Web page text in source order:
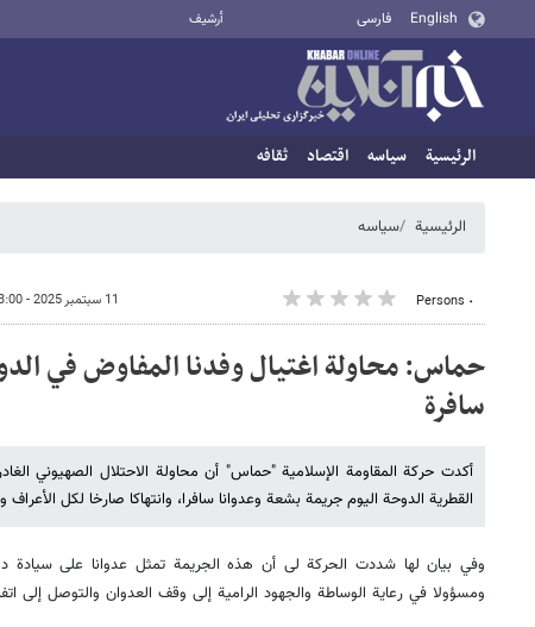
English فارسی أرشيف
الرئيسية سیاسه اقتصاد ثقافه
الرئيسية سیاسه
٠ Persons 11 سبتمبر 2025 - 03:00
حماس: محاولة اغتيال وفدنا المفاوض في
سافرة
أكدت حركة المقاومة الإسلامية "حماس" أن محاولة الاحتلال الصهيوني
القطرية الدوحة اليوم جريمة بشعة وعدوانا سافرا، وانتهاكا صارخا لكل الأعراف
وفي بيان لها شددت الحركة لى أن هذه الجريمة تمثل عدوانا على سيادة
ومسؤولا في رعاية الوساطة والجهود الرامية إلى وقف العدوان والتوصل إلى